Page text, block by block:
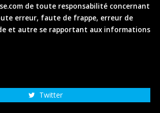
de toute responsabilité concernant
erreur, faute de frappe, erreur de
et autre se rapportant aux informations
Twitter